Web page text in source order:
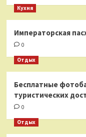
Кухня
Императорская
0
Отдых
Бесплатные
туристических
0
Отдых